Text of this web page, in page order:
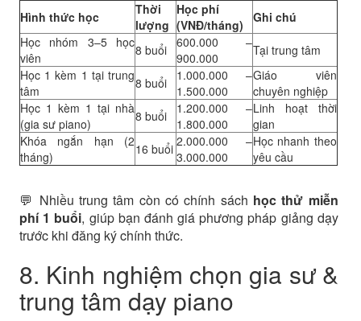
Hình thức học
Thời
lượng
Học phí
(VNĐ/tháng)
Ghi chú
Học nhóm 3–5 học
viên
8 buổi
600.000 –
900.000
Tại trung tâm
Học 1 kèm 1 tại trung
tâm
8 buổi
1.000.000 –
1.500.000
Giáo viên
chuyên nghiệp
Học 1 kèm 1 tại nhà
(gia sư piano)
8 buổi
1.200.000 –
1.800.000
Linh hoạt thời
gian
Khóa ngắn hạn (2
tháng)
16 buổi 2.000.000 –
3.000.000
Học nhanh theo
yêu cầu
💬 Nhiều trung tâm còn có chính sách học thử miễn
phí 1 buổi, giúp bạn đánh giá phương pháp giảng dạy
trước khi đăng ký chính thức.
8. Kinh nghiệm chọn gia sư &
trung tâm dạy piano